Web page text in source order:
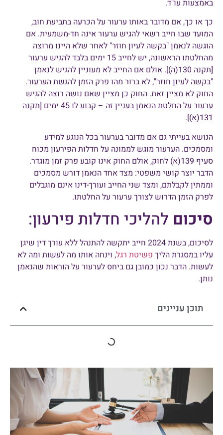
באמצעות עו"ד.
כך או כך, אם מדובר באותו ערעור על הכרעה בתביעת חוב,
המועד שבו חייב רשאי להגיש ערעור אינה חד-משמעית. אם
הוגשה לנאמן "בקשה לעיון חוזר" לאחר שלא היינו מרוצה
מהחלטתו הראשונה, יש לחייב 15 ימים בלבד להגיש ערעור
[תקנה 130(ה)]. אולם אם החייב לא מעוניין להגיש לנאמן
"בקשה לעיון חוזר", לא ברור מהו פרק הזמן להגשת הערעור.
החוק לא מציין זאת. החוק כן מציין שאם נושה רוצה להגיש
ערעור על החלטת הנאמן בעניין זה – קבוע לו 45 ימים [תקנה
131(א)].
הנושא בעייתי גם אם מדובר בערעור בכל הנוגע למידע
ומסמכים. הערעור מוגש לממונה על חדלות הפירעון מכוח
סעיף 139(א) לחוק, אולם החוק אינו קובע פרק זמן מוגדר.
הדבר יוצר קושי משפטי: מצד אחד הנאמן דורש מסמכים
וממתין לקבלתם, ומצד שני החייב ועורך-דינו אינם מוגבלים
לפרק הזמן הדרוש לצורך ערעור על החלטתו.
סיכום להליכי חדלות פירעון:
לסיכום, בשנת 2024 חייב יתקשה להתנהל ללא עורך דין שיגן
עליו במסגרת הליך פשיטת רגל, וינחה אותו מה לעשות ומה לא
לעשות. הדבר נכון כמובן גם ביחס לערעור על הוראות שהנאמן
נותן.
תוכן עניינים